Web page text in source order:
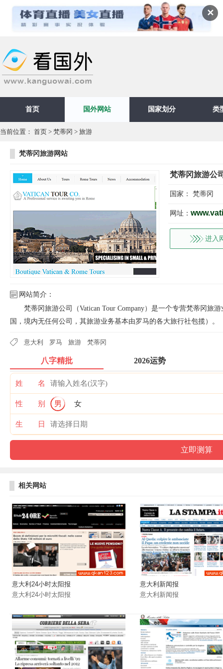
✕
首页 国外网站 国家划分 类
当前位置： 首页 > 梵蒂冈 > 旅游
梵蒂冈旅游网站
梵蒂冈旅游公
国家： 梵蒂冈
网址：
进入
网站简介：
梵蒂冈旅游公司（Vatican Tour Company）是一个专营梵蒂冈旅
国，境内无任何公司，其旅游业务基本由罗马的各大旅行社包揽）。
意大利 罗马 旅游 梵蒂冈
八字精批 2026运势
姓 名
性 别 男 女
生 日
相关网站
意大利24小时太阳报
意大利24小时太阳报
意大利新闻报
意大利新闻报